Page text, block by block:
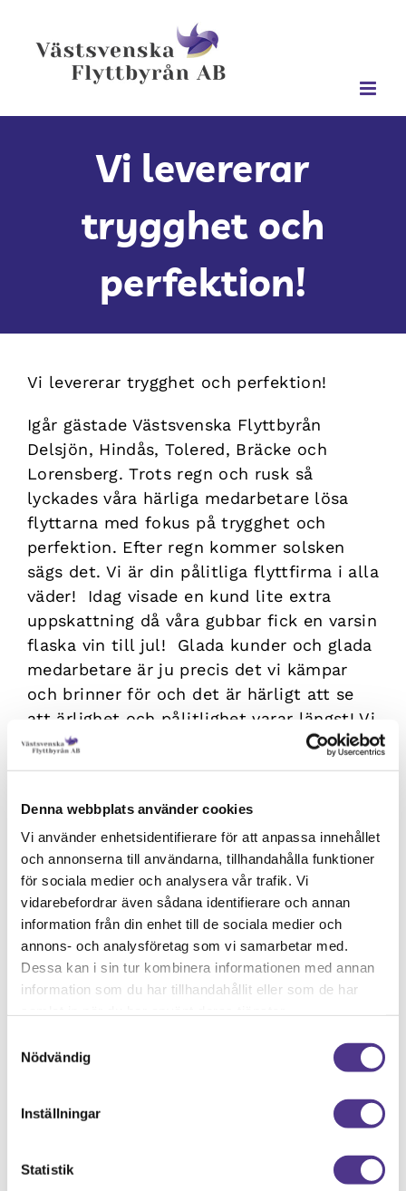
Denna webbplats använder cookies
Vi använder enhetsidentifierare för att anpassa innehållet
och annonserna till användarna, tillhandahålla funktioner
för sociala medier och analysera vår trafik. Vi
vidarebefordrar även sådana identifierare och annan
information från din enhet till de sociala medier och
annons- och analysföretag som vi samarbetar med.
Dessa kan i sin tur kombinera informationen med annan
information som du har tillhandahållit eller som de har
Nödvändig
Inställningar
Statistik
innehållet
Vi levererar
trygghet och
perfektion!
Vi levererar trygghet och perfektion!
Igår gästade Västsvenska Flyttbyrån
Delsjön, Hindås,Tolered, Bräcke och
Lorensberg. Trots regn och rusk så
lyckades våra härliga medarbetare lösa
flyttarna med fokus på trygghet och
perfektion. Efter regn kommer solsken
sägs det. Vi är din pålitliga flyttfirma i alla
väder!
Idag visade en kund lite extra
uppskattning då våra gubbar fick en varsin
flaska vin till jul!
Glada kunder och glada
medarbetare är ju precis det vi kämpar
och brinner för och det är härligt att se
att ärlighet och pålitlighet varar längst! Vi
levererar trygghet och perfektion, det är
vår vision!
Följ våra fotsteg:
–https://vsflyttbyran.se/nyheter/
Få en offert för din trygga flytt:
–https://vsflyttbyran.se/offert/
Se vad våra kunder säger om oss:
–https://vsflyttbyran.se/omdomen/
Din trygghet är vår vision
När du väljer Västsvenska Flyttbyrån AB
som din flyttfirma i Göteborg så väljer du